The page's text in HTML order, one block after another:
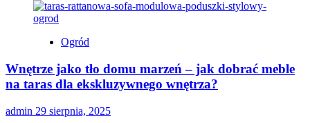
Ogród
Wnętrze jako tło domu marzeń – jak dobrać meble
na taras dla ekskluzywnego wnętrza?
admin 29 sierpnia, 2025